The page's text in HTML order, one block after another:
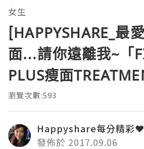
女生
[HAPPYSHARE_最
面…請你遠離我~「
PLUS瘦面
瀏覽次數:593
Happyshare每分精彩❤
發佈於 2017.09.06